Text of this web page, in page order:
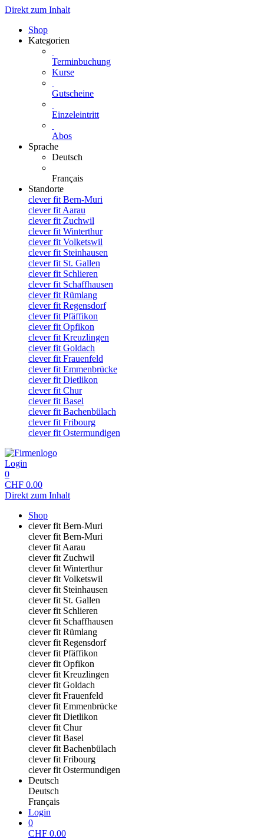
Direkt zum Inhalt
Shop
Kategorien
Terminbuchung
Kurse
Gutscheine
Einzeleintritt
Abos
Sprache
Deutsch
Français
Standorte
clever fit Bern-Muri
clever fit Aarau
clever fit Zuchwil
clever fit Winterthur
clever fit Volketswil
clever fit Steinhausen
clever fit St. Gallen
clever fit Schlieren
clever fit Schaffhausen
clever fit Rümlang
clever fit Regensdorf
clever fit Pfäffikon
clever fit Opfikon
clever fit Kreuzlingen
clever fit Goldach
clever fit Frauenfeld
clever fit Emmenbrücke
clever fit Dietlikon
clever fit Chur
clever fit Basel
clever fit Bachenbülach
clever fit Fribourg
clever fit Ostermundigen
Login
0
CHF 0.00
Direkt zum Inhalt
Shop
clever fit Bern-Muri
clever fit Bern-Muri
clever fit Aarau
clever fit Zuchwil
clever fit Winterthur
clever fit Volketswil
clever fit Steinhausen
clever fit St. Gallen
clever fit Schlieren
clever fit Schaffhausen
clever fit Rümlang
clever fit Regensdorf
clever fit Pfäffikon
clever fit Opfikon
clever fit Kreuzlingen
clever fit Goldach
clever fit Frauenfeld
clever fit Emmenbrücke
clever fit Dietlikon
clever fit Chur
clever fit Basel
clever fit Bachenbülach
clever fit Fribourg
clever fit Ostermundigen
Deutsch
Deutsch
Français
Login
0
CHF 0.00